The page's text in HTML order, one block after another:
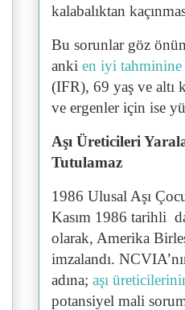
kalabalıktan
Bu sorunlar göz
anki en iyi tahminine
(IFR), 69 yaş ve altı
ve ergenler için ise
Aşı Üreticileri
Tutulamaz
1986 Ulusal Aşı
Kasım 1986 tarihli
olarak, Amerika
imzalandı.
adına; aşı
potansiyel mali